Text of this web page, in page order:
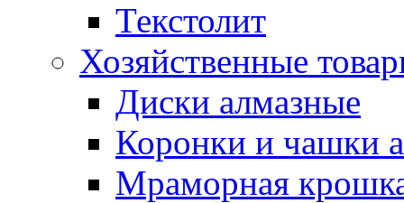
Текстолит
Хозяйственные
Диски алмазные
Коронки и чашки
Мраморная